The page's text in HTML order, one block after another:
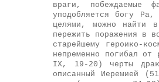
враги, побеждаемые
уподобляется богу
целями, можно найти
пережить поражения в
старейшему героико-
непременно погибал
IX, 19-20) черты
описанный Иеремией